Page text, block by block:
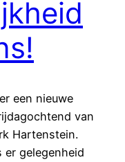
een nieuwe
van
Hartenstein.
er gelegenheid